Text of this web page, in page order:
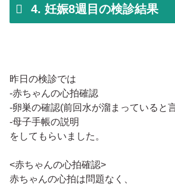
4. 妊娠8週目の検診結果
昨日の検診では
-赤ちゃんの心拍確認
-卵巣の確認(前回水が溜まっていると
-母子手帳の説明
をしてもらいました。
<赤ちゃんの心拍確認>
赤ちゃんの心拍は問題なく、